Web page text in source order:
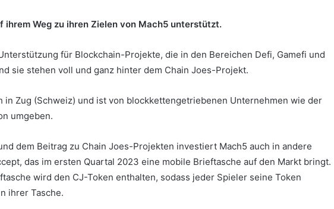
ihrem Weg zu ihren Zielen von Mach5 unterstützt.
für Blockchain-Projekte, die in den Bereichen Defi, Gamefi und
sie stehen voll und ganz hinter dem Chain Joes-Projekt.
in Zug (Schweiz) und ist von blockkettengetriebenen Unternehmen wie der
umgeben.
dem Beitrag zu Chain Joes-Projekten investiert Mach5 auch in andere
das im ersten Quartal 2023 eine mobile Brieftasche auf den Markt bringt.
wird den CJ-Token enthalten, sodass jeder Spieler seine Token
ihrer Tasche.